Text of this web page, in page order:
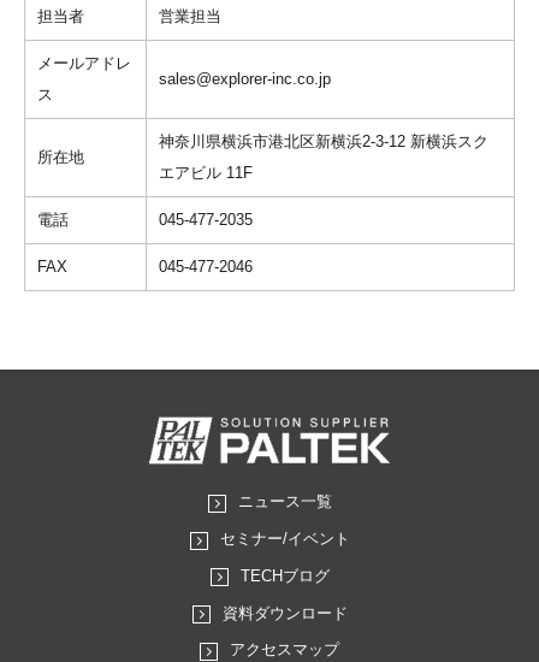
担当者 営業担当
メールアドレ
ス
sales@explorer-inc.co.jp
所在地
神奈川県横浜市港北区新横浜2-3-12 新横浜スク
エアビル 11F
電話 045-477-2035
FAX 045-477-2046
ニュース一覧
セミナー/イベント
TECHブログ
資料ダウンロード
アクセスマップ